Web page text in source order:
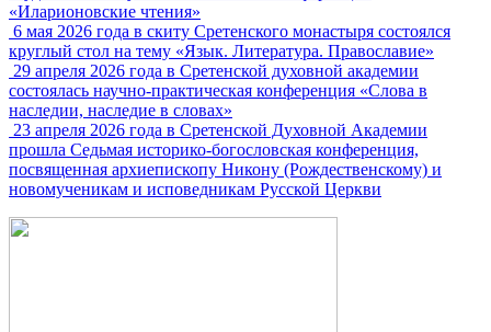
«Иларионовские чтения»
6 мая 2026 года в скиту Сретенского монастыря состоялся
круглый стол на тему «Язык. Литература. Православие»
29 апреля 2026 года в Сретенской духовной академии
состоялась научно-практическая конференция «Слова в
наследии, наследие в словах»
23 апреля 2026 года в Сретенской Духовной Академии
прошла Седьмая историко-богословская конференция,
посвященная архиепископу Никону (Рождественскому) и
новомученикам и исповедникам Русской Церкви